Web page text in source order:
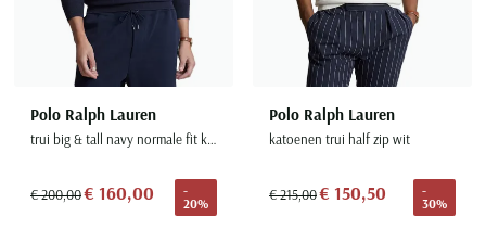
Polo Ralph Lauren
trui big & tall navy normale fit katoen
€ 200,00€ 160,00
-
20%
Polo Ralph Lauren
katoenen trui half zip wit
€ 215,00€ 150,50
-
30%